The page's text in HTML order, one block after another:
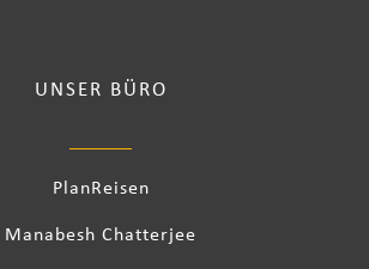
UNSER BÜRO
PlanReisen
Manabesh Chatterjee